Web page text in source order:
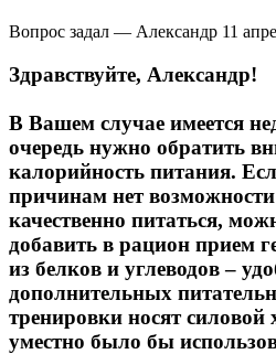
Вопрос задал — Александр 11
Здравствуйте, Александр!
В Вашем случае имеется
очередь нужно обратить
калорийность питания.
причинам нет
качественно питаться,
добавить в рацион прием
из белков и углеводов –
дополнительных
тренировки носят силовой
уместно было бы